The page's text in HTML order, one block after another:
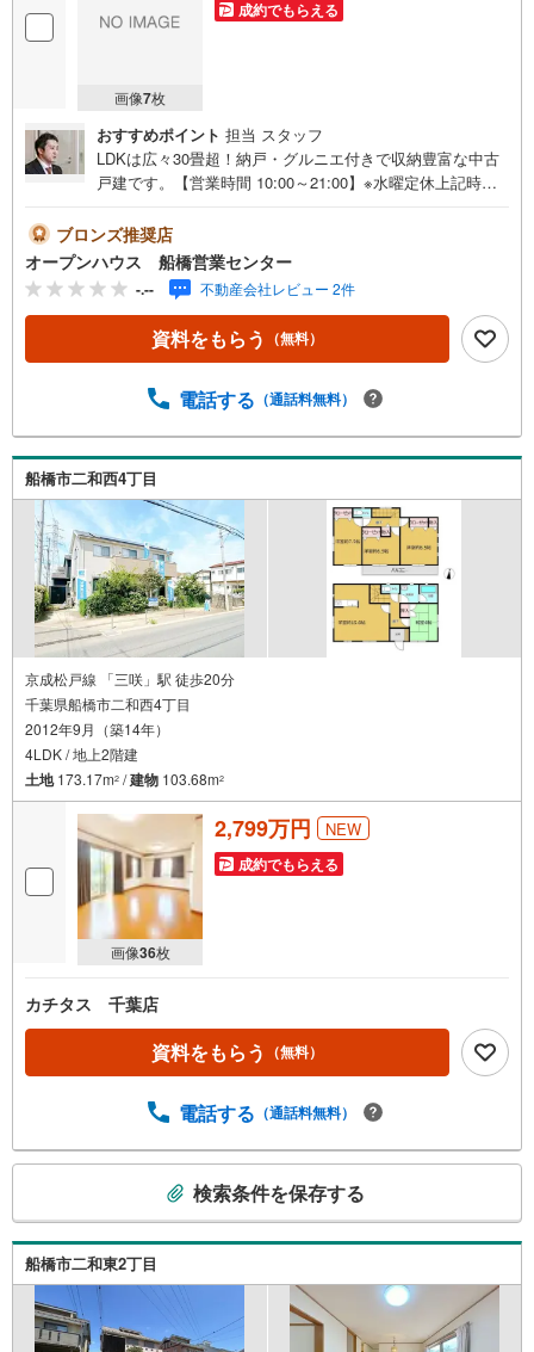
画像7枚
成約でもらえる
おすすめポイント 担当 スタッフ
LDKは広々30畳超！納戸・グルニエ付きで収納豊富な中古
戸建です。【営業時間 10:00～21:00】※水曜定休上記時間
連絡ください！現地を見学される場合は「室内・現地を見
学する（無料）」ボタンよりご希望の日時をご記入いただ
けますとスムーズにご案内が可能です。◎現地のご案内に
ついて・平日や夜遅い時間帯もご案内が可能 ※定休日を除
く・経験豊富なスタッフが物件詳細を丁寧にご説明いたし
ます。・車でご自宅や最寄り駅等、ご指定の場所まで送迎
P相談会 無料物件のご紹介だけでなく住宅ローン・資金
大歓迎です！年間8000棟以上の限定物件を発表しているオ
ープンハウスだから出会える物件が多数ございます。ぜひ
お気軽にご連絡・ご相談ください！※限定物件:当社のみ、
もしくは当社を含めた数社でのみご紹介可能なオープンハ
ウス・ディベロップメントの物件
ブロンズ推奨店
オープンハウス 船橋営業センター
-.-- 不動産会社レビュー 2件
資料をもらう （無料）
電話する （通話料無料）
船橋市二和西4丁目
京成松戸線 「三咲」駅 徒歩20分
千葉県船橋市二和西4丁目
2012年9月（築14年）
4LDK / 地上2階建
土地173.17m2 /建物 103.68m2
画像36枚
2,799万円 NEW
成約でもらえる
カチタス 千葉店
資料をもらう （無料）
電話する （通話料無料）
検
索
条
検索条件を保存する
船橋市二和東2丁目